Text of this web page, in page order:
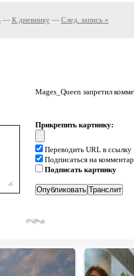
— К дневнику — След. запись »
Mages_Queen запретил
Прикрепить картинку:
Переводить URL в ссылку
Подписаться на
Подписать картинку